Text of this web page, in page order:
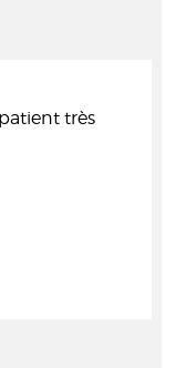
très